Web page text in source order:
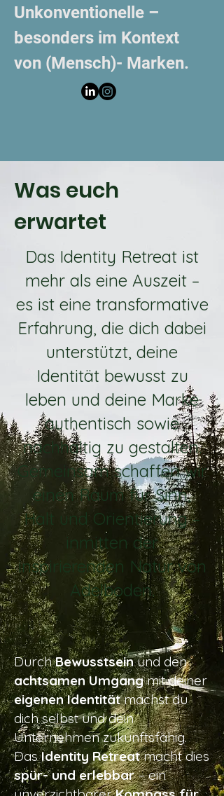
Unkonventionelle –
besonders im Kontext
von (Mensch)- Marken.
Was euch
erwartet
Das Identity Retreat ist
mehr als eine Auszeit –
es ist eine transformative
Erfahrung, die dich dabei
unterstützt, deine
Identität bewusst zu
leben und deine Marke
authentisch sowie
nachhaltig zu gestalten.
Gemeinsam schaffen wir
einen Raum für Sinn,
Halt und Orientierung –
inmitten der
inspirierenden Natur von
Adelboden.
DurchBewusstseinund den
achtsamen Umgangmit deiner
eigenen Identitätmachst du
dich selbst und dein
Unternehmen zukunftsfähig.
DasIdentity Retreatmacht dies
spür- und erlebbar– ein